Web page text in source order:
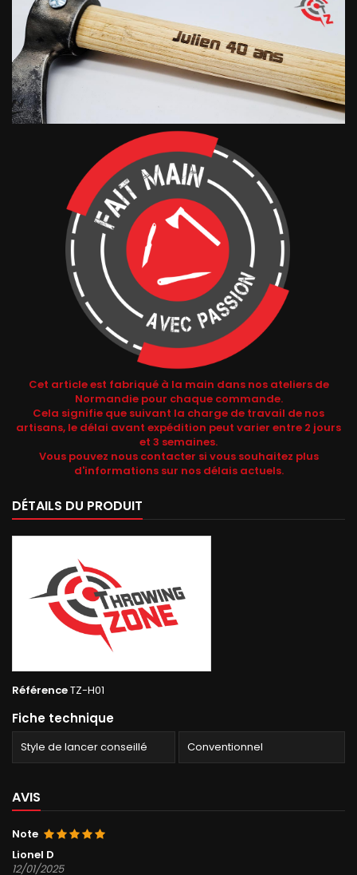
Cet article est fabriqué à la main dans nos ateliers de
Normandie pour chaque commande.
Cela signifie que suivant la charge de travail de nos
artisans, le délai avant expédition peut varier entre 2 jours
et 3 semaines.
Vous pouvez nous contacter si vous souhaitez plus
d'informations sur nos délais actuels.
DÉTAILS DU PRODUIT
RéférenceTZ-H01
Fiche technique
Style de lancer conseillé Conventionnel
AVIS
Note
Lionel D
12/01/2025